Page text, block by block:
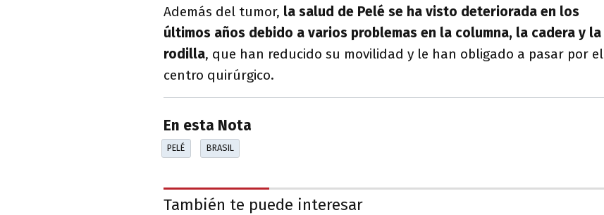
Además del tumor, la salud de Pelé se ha visto deteriorada en los
últimos años debido a varios problemas en la columna, la cadera y la
rodilla, que han reducido su movilidad y le han obligado a pasar por el
centro quirúrgico.
En esta Nota
PELÉ BRASIL
También te puede interesar